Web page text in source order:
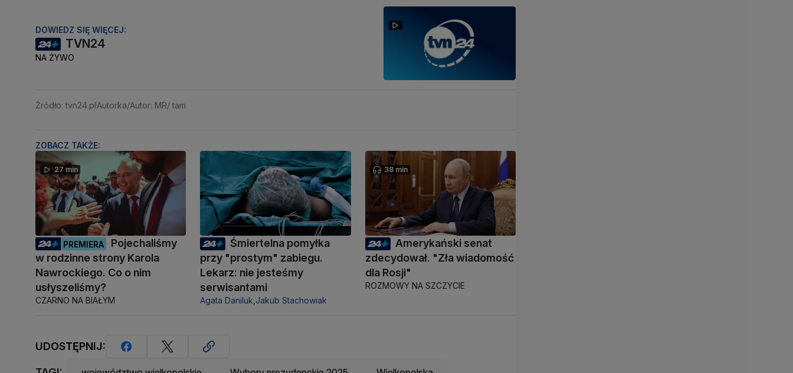
DOWIEDZ SIĘ WIĘCEJ:
TVN24
NA ŻYWO
Źródło: tvn24.pl Autorka/Autor: MR/ tam
ZOBACZ TAKŻE:
27 min
PREMIERA
Pojechaliśmy
w rodzinne strony Karola
Nawrockiego. Co o nim
usłyszeliśmy?
CZARNO NA BIAŁYM
Śmiertelna pomyłka
przy "prostym" zabiegu.
Lekarz: nie jesteśmy
serwisantami
Agata Daniluk, Jakub Stachowiak
38 min
Amerykański senat
zdecydował. "Zła wiadomość
dla Rosji"
ROZMOWY NA SZCZYCIE
UDOSTĘPNIJ: